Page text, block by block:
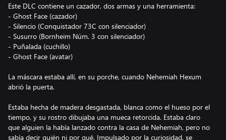
Este DLC contiene un cazador, dos armas y una herramienta:
- Ghost Face (cazador)
- Silencio (Conquistador 73C con silenciador)
- Susurro (Bornheim Núm. 3 con silenciador)
- Puñalada (cuchillo)
- Ghost Face (avatar)
La máscara estaba allí, en su porche, cuando Nehemiah Hexum
abrió la puerta.
Estaba hecha de madera desgastada, blanca como el hueso por el
tiempo, y su rostro dibujaba una mueca retorcida. Estaba claro
que alguien la había lanzado contra la casa de Nehemiah, pero no
sabía decir quién ni por qué. Impulsado por la curiosidad, se